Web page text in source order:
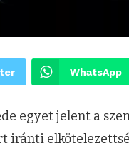
WhatsApp
egyet jelent a
iránti